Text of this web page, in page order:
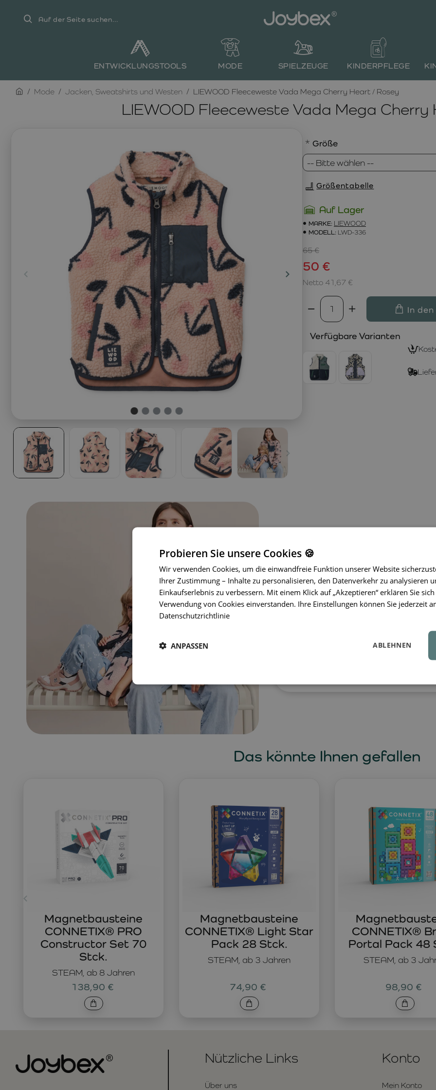
Auf
ENTWICKLUNGSTOOLS MODE SPIELZEUGE KINDERPFLEGE
LIEWOOD Fleeceweste Vada Mega Cherry
homeMode Jacken, Sweatshirts und Westen LIEWOOD Fleeceweste Vada Mega Cherry Heart / Rosey
Auf Lager
MARKE: LIEWOOD
MODELL: LWD-336
50 €
65 €
Netto 41,67 €
Größe
In
Größentabelle
Verfügbare Varianten
LIEWOOD Fleeceweste Vada
Schenken Sie Kindern
Fleeceweste vonLIEWOOD. Sie
und sorgt gleichzeitig für volle
zertifiziertem recyceltem
Atmungsaktivität und Vielseitigkeit.
Reißverschluss machen sie zur
Ganzjähriges
Das könnte Ihnen gefallen
STEAM, ab 8 Jahren
Magnetbausteine
CONNETIX® PRO
Constructor Set 70
Stck.
138,90 €
STEAM, ab 3 Jahren
Magnetbausteine
CONNETIX® Light Star
Pack 28 Stck.
74,90 €
STEAM, ab 3
CONNETIX®
Portal Pack 48
98,90 €
Nützliche Links
Über uns
Konto
Mein Konto
Probieren Sie unsere Cookies 🍪
Wir verwenden Cookies, um die einwandfreie Funktion unserer Website
Ihrer Zustimmung – Inhalte zu personalisieren, den Datenverkehr zu analysieren
Einkaufserlebnis zu verbessern. Mit einem Klick auf „Akzeptieren“ erklären Sie
Verwendung von Cookies einverstanden. Ihre Einstellungen können Sie jederzeit
Datenschutzrichtlinie
ABLEHNEN
ANPASSEN